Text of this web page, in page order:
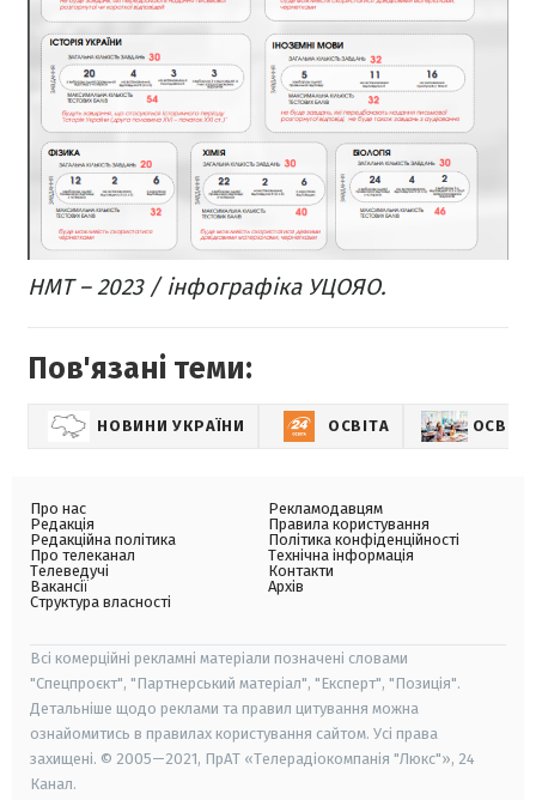
НМТ – 2023 / інфографіка УЦОЯО.
Пов'язані теми:
НОВИНИ УКРАЇНИ ОСВІТА
Про нас
Редакція
Редакційна політика
Про телеканал
Телеведучі
Вакансії
Структура власності
Рекламодавцям
Правила користування
Політика конфіденційності
Технічна інформація
Контакти
Архів
Всі комерційні рекламні матеріали позначені словами
"Спецпроєкт", "Партнерський матеріал", "Експерт", "Позиція".
Детальніше щодо реклами та правил цитування можна
ознайомитись в правилах користування сайтом. Усі права
захищені. © 2005—2021, ПрАТ «Телерадіокомпанія "Люкс"», 24
Канал.